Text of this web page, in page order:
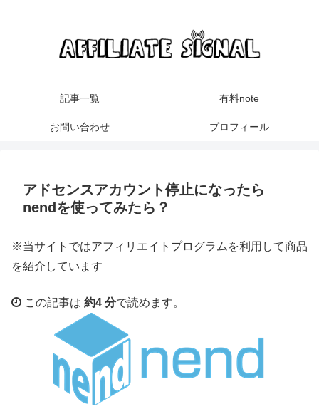
記事一覧 有料note
お問い合わせ プロフィール
アドセンスアカウント停止になったら
nendを使ってみたら？
※当サイトではアフィリエイトプログラムを利用して商品
を紹介しています
この記事は 約4 分で読めます。